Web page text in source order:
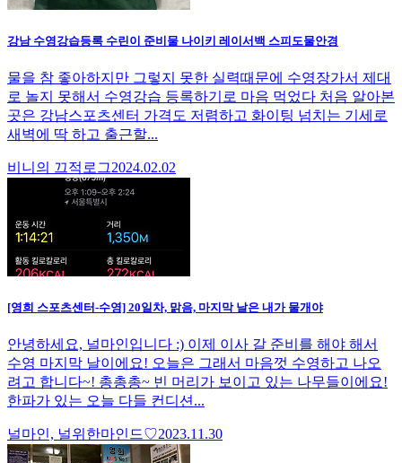
강남 수영강습등록 수린이 준비물 나이키 레이서백 스피도물안경
물을 참 좋아하지만 그렇지 못한 실력때문에 수영장가서 제대
로 놀지 못해서 수영강습 등록하기로 마음 먹었다 처음 알아본
곳은 강남스포츠센터 가격도 저렴하고 화이팅 넘치는 기세로
새벽에 딱 하고 출근할...
비니의 끄적로그2024.02.02
[영희 스포츠센터-수영] 20일차, 맑음, 마지막 날은 내가 물개야
안녕하세요, 널마인입니다 :) 이제 이사 갈 준비를 해야 해서
수영 마지막 날이에요! 오늘은 그래서 마음껏 수영하고 나오
려고 합니다~! 총총총~ 빈 머리가 보이고 있는 나무들이에요!
한파가 있는 오늘 다들 컨디션...
널마인, 널위한마인드♡2023.11.30